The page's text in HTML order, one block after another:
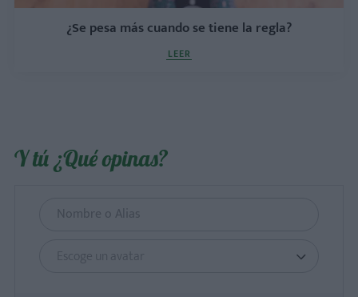
¿Se pesa más cuando se tiene la regla?
LEER
Y tú ¿Qué opinas?
Escoge un avatar